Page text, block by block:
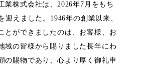
業株式会社は、2026年7月をもち
迎えました。1946年の創業以来、
とができましたのは、お客様、お
域の皆様から賜りました長年にわ
の賜物であり、心より厚く御礼申